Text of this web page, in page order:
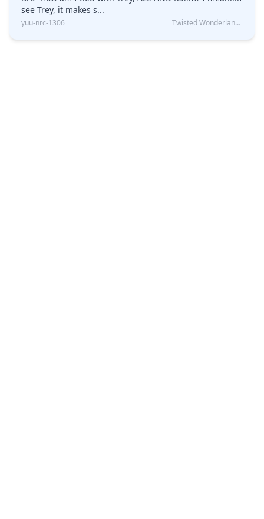
see Trey, it makes s...
yuu-nrc-1306 Twisted Wonderland Kin Quiz